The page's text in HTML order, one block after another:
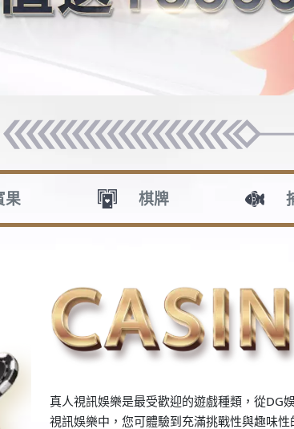
遭到
灣酒
和酒
勾
只
露
DG百家樂作弊Dcard問題大曝光！討
論揭示作弊手段，避開百家樂遊戲中的
DG百家樂出金問題揭露！玩家控訴
「贏錢卻領不到」，如何避免出金困
DG百家樂安全嗎？分析師揭示如何
密，如何保障自己資金安全？
2026 年 7 月
2025 年 4 月
2024 年 9 月
2024 年 8 月